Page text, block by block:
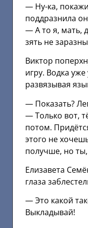
— Ну-ка,
поддразнила
— А то я, мать,
зять не
Виктор
игру. Водка
развязывая
— Показать?
— Только вот,
потом.
этого не
получше, но
Елизавета
глаза
— Это какой
Выкладывай!